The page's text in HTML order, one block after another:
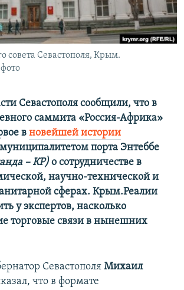
КРЫМА
RL
совета Севастополя, Крым.
Севастополя сообщили, что в
саммита «Россия-Африка»
в новейшей истории
порта Энтеббе
– КР)о сотрудничестве в
научно-технической и
сферах. Крым.Реалии
у экспертов, насколько
торговые связи в нынешних
Севастополя Михаил
что в формате